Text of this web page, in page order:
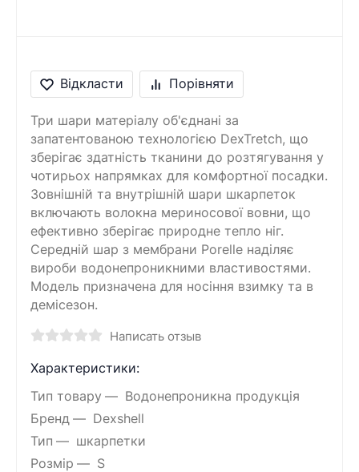
Відкласти Порівняти
Три шари матеріалу об'єднані за
запатентованою технологією DexTretch, що
зберігає здатність тканини до розтягування у
чотирьох напрямках для комфортної посадки.
Зовнішній та внутрішній шари шкарпеток
включають волокна мериносової вовни, що
ефективно зберігає природне тепло ніг.
Середній шар з мембрани Porelle наділяє
вироби водонепроникними властивостями.
Модель призначена для носіння взимку та в
демісезон.
Написать отзыв
Характеристики:
Тип товару
Водонепроникна продукція
Бренд
Dexshell
Тип
шкарпетки
Розмір
S